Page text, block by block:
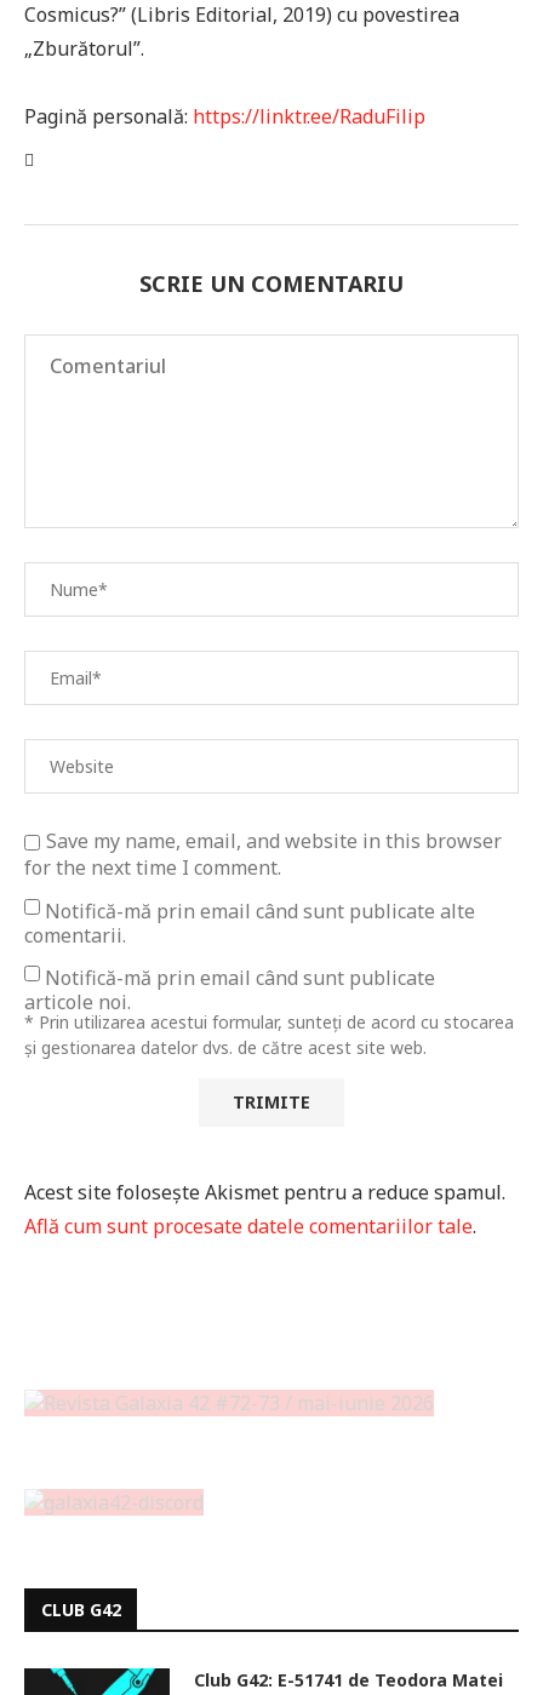
Cosmicus?” (Libris Editorial, 2019) cu povestirea
„Zburătorul”.
Pagină personală: https://linktr.ee/RaduFilip
SCRIE UN COMENTARIU
Save my name, email, and website in this browser
for the next time I comment.
Notifică-mă prin email când sunt publicate alte
comentarii.
Notifică-mă prin email când sunt publicate
articole noi.
* Prin utilizarea acestui formular, sunteți de acord cu stocarea
și gestionarea datelor dvs. de către acest site web.
Acest site folosește Akismet pentru a reduce spamul.
Află cum sunt procesate datele comentariilor tale.
CLUB G42
Club G42: E-51741 de Teodora Matei